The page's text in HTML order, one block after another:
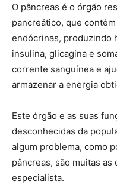
O pâncreas é o órgão
pancreático, que
endócrinas, produzindo
insulina, glicagina e
corrente sanguínea e
armazenar a energia
Este órgão e as suas
desconhecidas da
algum problema, como
pâncreas, são muitas
especialista.